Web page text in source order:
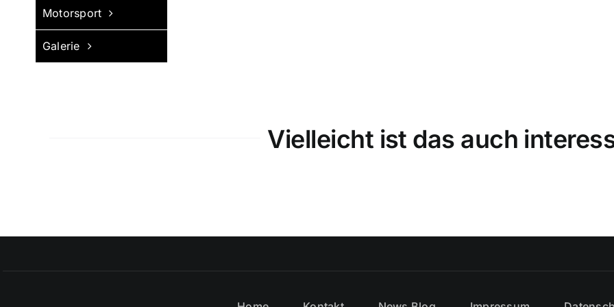
Motorsport
Galerie
Vielleicht ist das auch